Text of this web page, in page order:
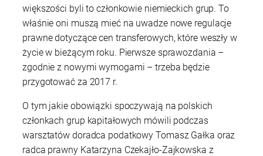
większości byli to członkowie niemieckich grup. To
właśnie oni muszą mieć na uwadze nowe regulacje
prawne dotyczące cen transferowych, które weszły w
życie w bieżącym roku. Pierwsze sprawozdania –
zgodnie z nowymi wymogami – trzeba będzie
przygotować za 2017 r.
O tym jakie obowiązki spoczywają na polskich
członkach grup kapitałowych mówili podczas
warsztatów doradca podatkowy Tomasz Gałka oraz
radca prawny Katarzyna Czekajło-Zajkowska z